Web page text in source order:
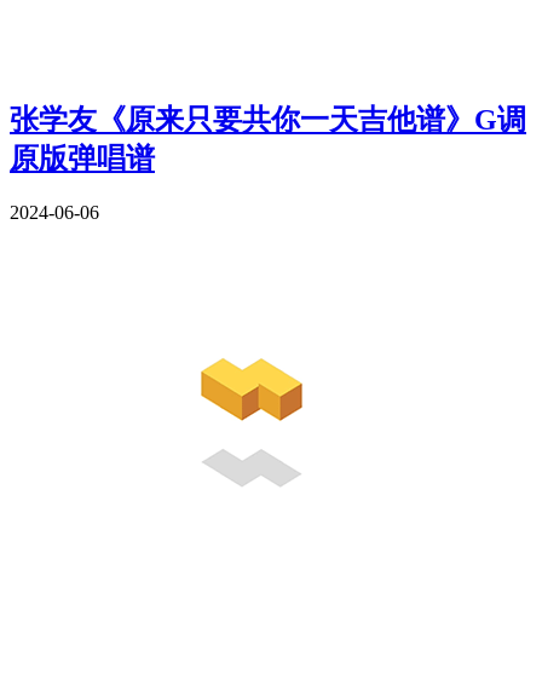
张学友《原来只要共你一天吉他谱》G调
原版弹唱谱
2024-06-06